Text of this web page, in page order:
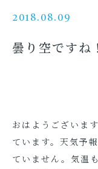
2018.08.09
曇り空ですね！
おはようございま
ています。天気予
ていません。気温